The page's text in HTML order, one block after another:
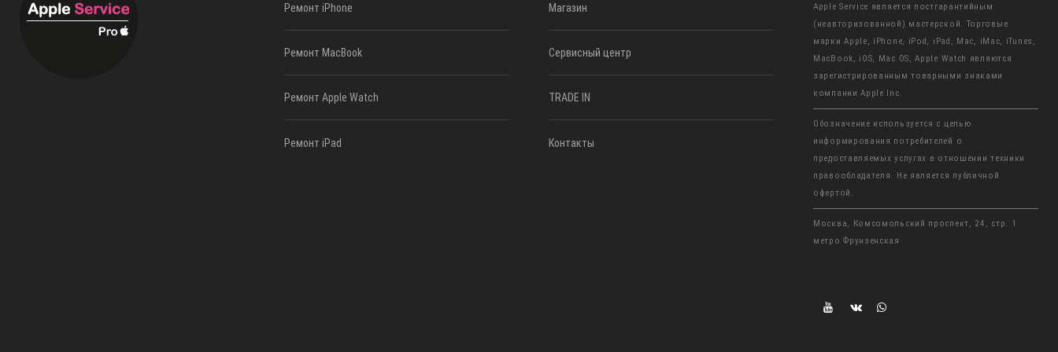
Ремонт iPhone
Ремонт MacBook
Ремонт Apple Watch
Ремонт iPad
Магазин
Сервисный центр
TRADE IN
Контакты
Apple Service является постгарантийным
(неавторизованной) мастерской. Торговые
марки Apple, iPhone, iPod, iPad, Mac, iMac, iTunes,
MacBook, iOS, Mac OS, Apple Watch являются
зарегистрированным товарными знаками
компании Apple Inc.
Обозначение используется с целью
информирования потребителей о
предоставляемых услугах в отношении техники
правообладателя. Не является публичной
офертой.
Москва, Комсомольский проспект, 24, стр. 1
метро Фрунзенская